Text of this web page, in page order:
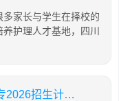
家长与学生在择校的
护理人才基地，四川
四川省人民医院护士学校五年制大专2026招生计划「2026年更新」